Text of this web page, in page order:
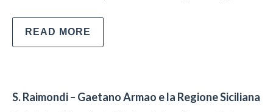
READ MORE
S. Raimondi – Gaetano Armao e la Regione Siciliana